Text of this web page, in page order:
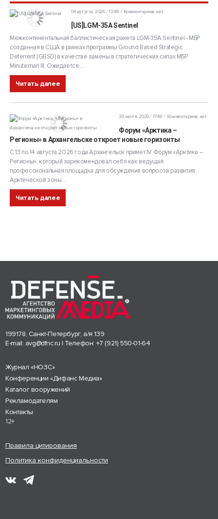
04 августа, 2026 / 13:48 Комментариев нет
[US]LGM-35A Sentinel
Межконтинентальная баллистическая ракета LGM-35A Sentinel - МБР
созданная в США в рамках программы Ground Based Strategic
Deterrent (GBSD) в качестве замены в стратегических силах МБР
Minuteman III. Ожидается,...
Читать далее
30 июля, 2026 / 17:48 Комментариев нет
Форум «Арктика –
Регионы» в Архангельске откроет новые горизонты
С 13 по 14 августа 2026 года Архангельск примет IV Форум «Арктика –
Регионы», который зарекомендовал себя как ведущая
профессиональная площадка для обсуждения вопросов развития
Арктической зоны...
Читать далее
199178, Санкт-Петербург, а/я 139
E-mail: avg@dfnc.ru | Телефон: +7 (921) 550-01-64
Журнал «НОЗС»
Конференции «Дифанс Медиа»
Каталог вооружений
Рекламодателям
Контакты
12+
Правила цитирования
Политика конфиденциальности